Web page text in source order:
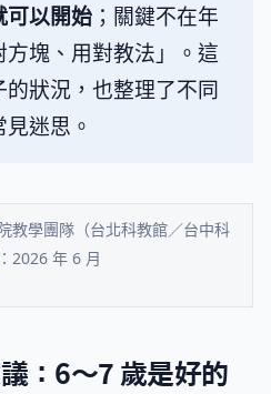
可以開始 ；關鍵不在年
塊、用對教法」。這
狀況，也整理了不同
迷思。
教學團隊（台北科教館／台中科
：2026 年 6 月
：6～7 歲是好的